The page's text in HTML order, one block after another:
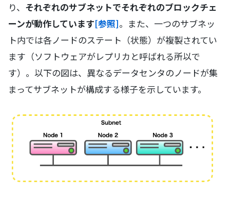
り、 それぞれのサブネットでそれぞれのブロックチェ
ーンが動作しています[参照]。また、一つのサブネッ
ト内では各ノードのステート（状態）が複製されてい
ます（ソフトウェアがレプリカと呼ばれる所以で
す）。以下の図は、異なるデータセンタのノードが集
まってサブネットが構成する様子を示しています。